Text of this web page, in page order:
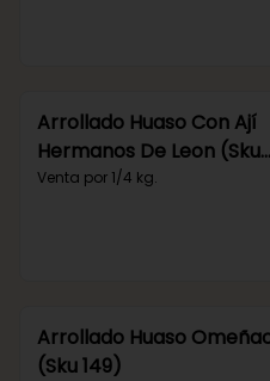
Arrollado Huaso Con Ají
Hermanos De Leon (Sku
292)
Venta por 1/4 kg.
Arrollado Huaso
(Sku 149)